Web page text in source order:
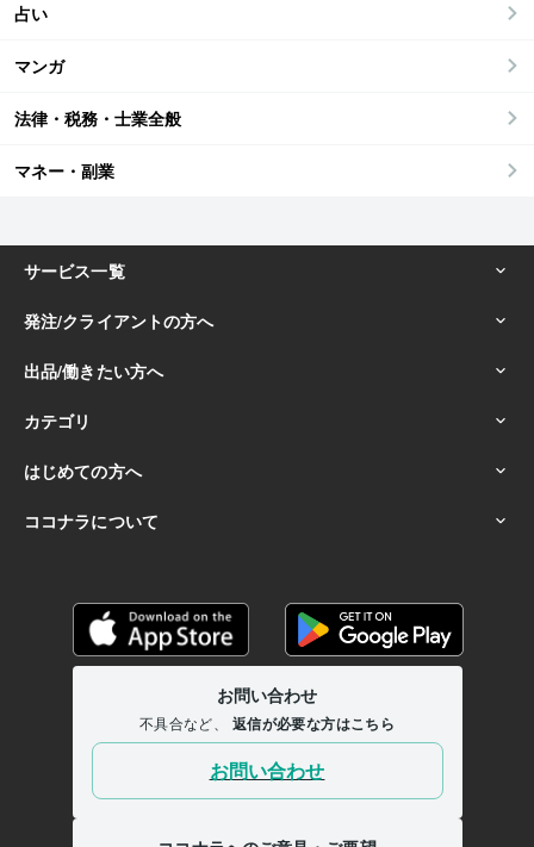
占い
マンガ
法律・税務・士業全般
マネー・副業